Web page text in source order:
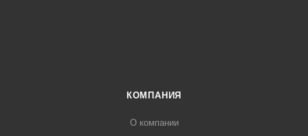
КОМПАНИЯ
О компании